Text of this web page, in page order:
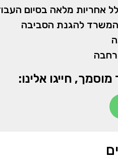
אחריות מלאה בסיום
המשרד להגנת הסביבה
רחבה
חייגו אלינו: